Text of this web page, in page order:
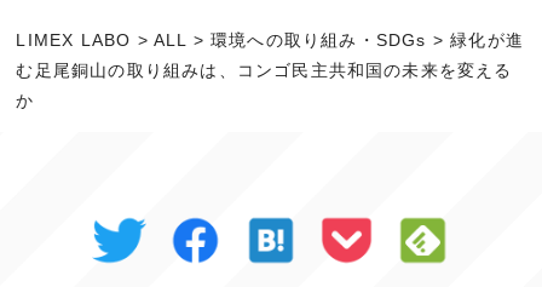
LIMEX LABO > ALL >環境への取り組み・SDGs >緑化が進
む足尾銅山の取り組みは、コンゴ民主共和国の未来を変える
か